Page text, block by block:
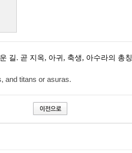
길. 곧 지옥, 아귀, 축생, 아수라의 총칭
and titans or asuras.